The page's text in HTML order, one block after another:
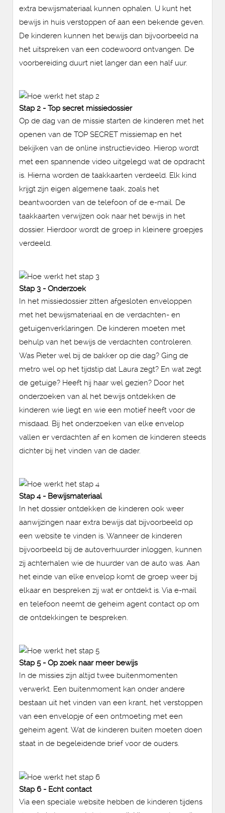
extra bewijsmateriaal kunnen ophalen. U kunt het
bewijs in huis verstoppen of aan een bekende geven.
De kinderen kunnen het bewijs dan bijvoorbeeld na
het uitspreken van een codewoord ontvangen. De
voorbereiding duurt niet langer dan een half uur.
Stap 2 - Top secret missiedossier
Op de dag van de missie starten de kinderen met het
openen van de TOP SECRET missiemap en het
bekijken van de online instructievideo. Hierop wordt
met een spannende video uitgelegd wat de opdracht
is. Hierna worden de taakkaarten verdeeld. Elk kind
krijgt zijn eigen algemene taak, zoals het
beantwoorden van de telefoon of de e-mail. De
taakkaarten verwijzen ook naar het bewijs in het
dossier. Hierdoor wordt de groep in kleinere groepjes
verdeeld.
Stap 3 - Onderzoek
In het missiedossier zitten afgesloten enveloppen
met het bewijsmateriaal en de verdachten- en
getuigenverklaringen. De kinderen moeten met
behulp van het bewijs de verdachten controleren.
Was Pieter wel bij de bakker op die dag? Ging de
metro wel op het tijdstip dat Laura zegt? En wat zegt
de getuige? Heeft hij haar wel gezien? Door het
onderzoeken van al het bewijs ontdekken de
kinderen wie liegt en wie een motief heeft voor de
misdaad. Bij het onderzoeken van elke envelop
vallen er verdachten af en komen de kinderen steeds
dichter bij het vinden van de dader.
Stap 4 - Bewijsmateriaal
In het dossier ontdekken de kinderen ook weer
aanwijzingen naar extra bewijs dat bijvoorbeeld op
een website te vinden is. Wanneer de kinderen
bijvoorbeeld bij de autoverhuurder inloggen, kunnen
zij achterhalen wie de huurder van de auto was. Aan
het einde van elke envelop komt de groep weer bij
elkaar en bespreken zij wat er ontdekt is. Via e-mail
en telefoon neemt de geheim agent contact op om
de ontdekkingen te bespreken.
Stap 5 - Op zoek naar meer bewijs
In de missies zijn altijd twee buitenmomenten
verwerkt. Een buitenmoment kan onder andere
bestaan uit het vinden van een krant, het verstoppen
van een envelopje of een ontmoeting met een
geheim agent. Wat de kinderen buiten moeten doen
staat in de begeleidende brief voor de ouders.
Stap 6 - Echt contact
Via een speciale website hebben de kinderen tijdens